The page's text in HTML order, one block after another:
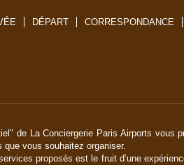
DÉPART CORRESPONDANCE
de La Conciergerie Paris Airports vous
vous souhaitez organiser.
proposés est le fruit d’une